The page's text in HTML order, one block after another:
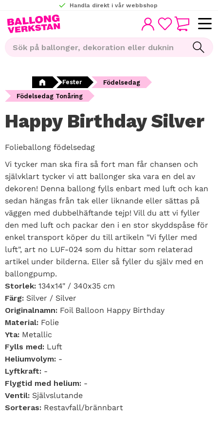
Meny
Handla direkt i vår webbshop
FAVORITER
KUNDVAGN
Fester
Födelsedag
Födelsedag Tonåring
Happy Birthday Silver
Folieballong födelsedag
Vi tycker man ska fira så fort man får chansen och
självklart tycker vi att ballonger ska vara en del av
dekoren! Denna ballong fylls enbart med luft och kan
sedan hängas från tak eller liknande eller sättas på
väggen med dubbelhäftande tejp! Vill du att vi fyller
den med luft och packar den i en stor skyddspåse för
enkel transport köper du till artikeln "Vi fyller med
luft", art no LUF-024 som du hittar som relaterad
artikel under bilderna. Eller så fyller du själv med en
ballongpump.
Storlek: 134x14" / 340x35 cm
Färg: Silver / Silver
Originalnamn: Foil Balloon Happy Birthday
Material: Folie
Yta: Metallic
Fylls med: Luft
Heliumvolym: -
Lyftkraft: -
Flygtid med helium: -
Ventil: Självslutande
Sorteras: Restavfall/brännbart